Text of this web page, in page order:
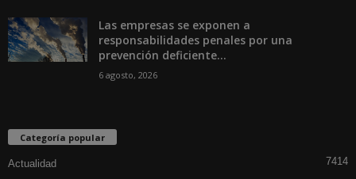
Las empresas se exponen a
responsabilidades penales por una
prevención deficiente...
6 agosto, 2026
Categoría popular
Actualidad 7414